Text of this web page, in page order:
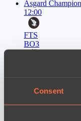
Consent
Asgard
12:00
FTS
BO3
Ilbirs eSports